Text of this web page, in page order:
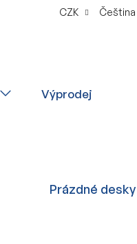
CZK Čeština
Výprodej
Prázdné desky